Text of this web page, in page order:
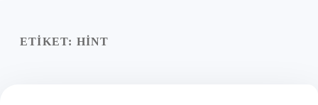
Yasal Uyarı
ETIKET: HINT